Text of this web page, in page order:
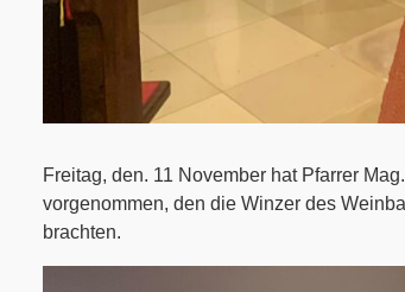
Freitag, den. 11 November hat Pfarrer
vorgenommen, den die Winzer des
brachten.